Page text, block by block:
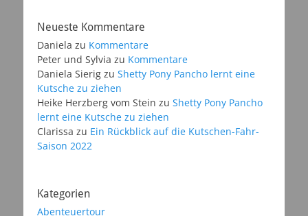
Neueste Kommentare
Daniela zu Kommentare
Peter und Sylvia zu Kommentare
Daniela Sierig zu Shetty Pony Pancho lernt eine
Kutsche zu ziehen
Heike Herzberg vom Stein zu Shetty Pony Pancho
lernt eine Kutsche zu ziehen
Clarissa zu Ein Rückblick auf die Kutschen-Fahr-
Saison 2022
Kategorien
Abenteuertour